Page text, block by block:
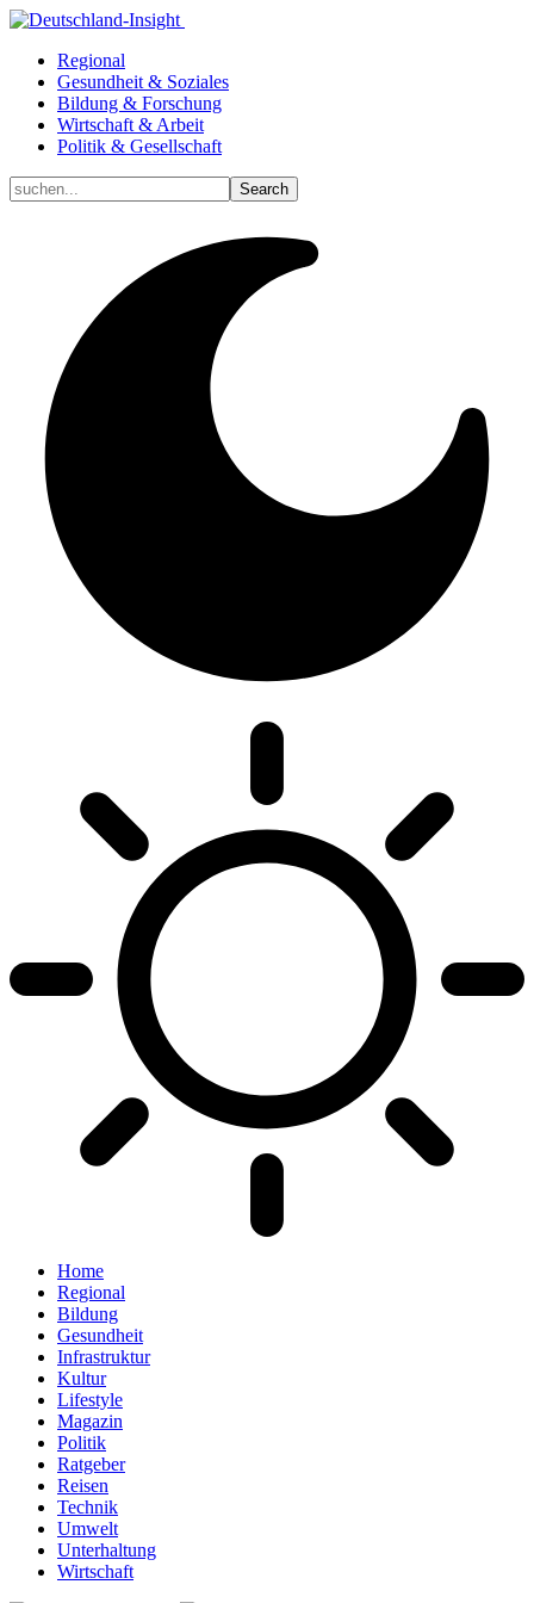
Regional
Gesundheit & Soziales
Bildung & Forschung
Wirtschaft & Arbeit
Politik & Gesellschaft
Home
Regional
Bildung
Gesundheit
Infrastruktur
Kultur
Lifestyle
Magazin
Politik
Ratgeber
Reisen
Technik
Umwelt
Unterhaltung
Wirtschaft